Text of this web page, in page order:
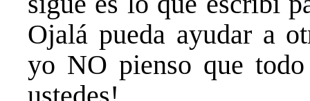
Ojalá pueda ayudar a
yo NO pienso que